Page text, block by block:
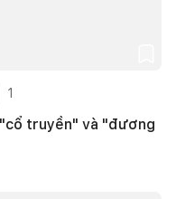
1
truyền" và "đương